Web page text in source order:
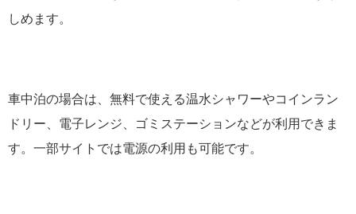
しめます。
車中泊の場合は、無料で使える温水シャワーやコインラン
ドリー、電子レンジ、ゴミステーションなどが利用できま
す。一部サイトでは電源の利用も可能です。